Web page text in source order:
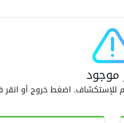
3 Bedroom Villa
موجود
للإستكشاف. اضغط خروج أو